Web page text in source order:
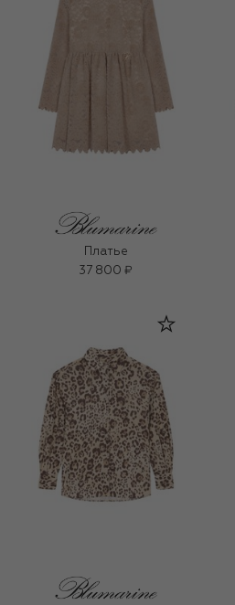
Платье
37 800 ₽